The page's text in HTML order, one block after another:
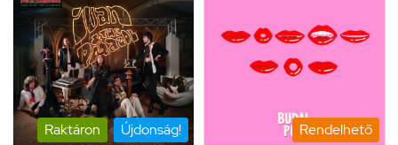
Raktáron Újdonság! Rendelhető